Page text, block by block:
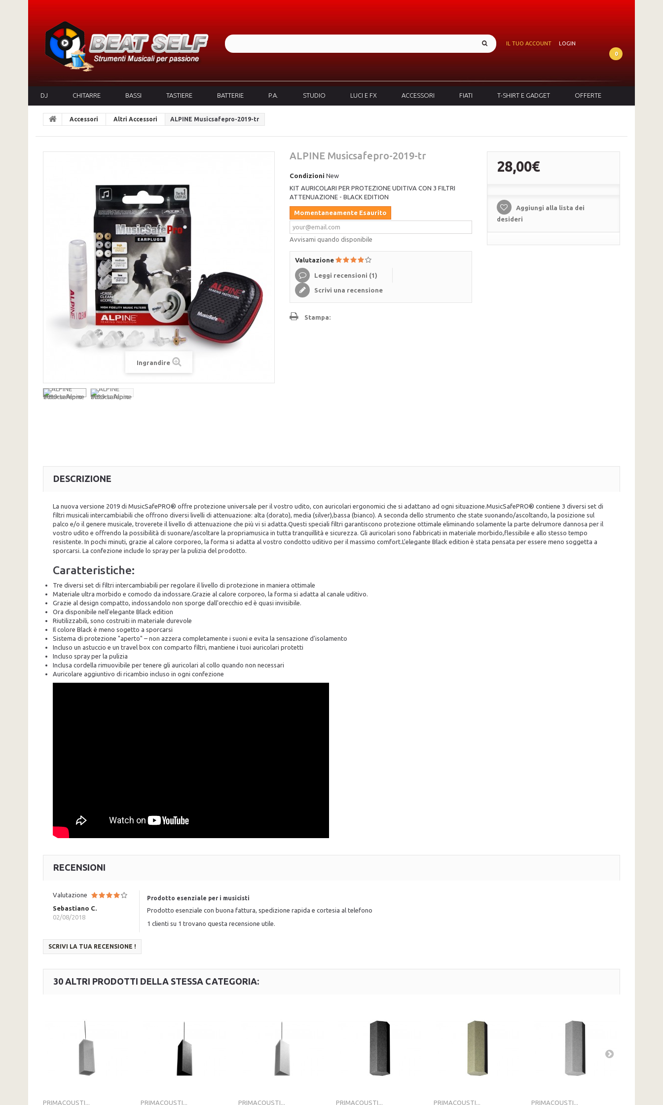
IL TUO ACCOUNT
LOGIN
0
DJ CHITARRE BASSI TASTIERE BATTERIE P.A. STUDIO LUCI E FX ACCESSORI FIATI T-SHIRT E GADGET OFFERTE
Accessori Altri Accessori ALPINE Musicsafepro-2019-tr
Ingrandire
ALPINE Musicsafepro-2019-tr
Condizioni New
KIT AURICOLARI PER PROTEZIONE UDITIVA CON 3 FILTRI
ATTENUAZIONE - BLACK EDITION
Momentaneamente Esaurito
Avvisami quando disponibile
Valutazione
Leggi recensioni (1)
Scrivi una recensione
Stampa:
28,00€
Aggiungi alla lista dei
desideri
DESCRIZIONE
La nuova versione 2019 di MusicSafePRO® offre protezione universale per il vostro udito, con auricolari ergonomici che si adattano ad ogni situazione.MusicSafePRO® contiene 3 diversi set di
filtri musicali intercambiabili che offrono diversi livelli di attenuazione: alta (dorato), media (silver),bassa (bianco). A seconda dello strumento che state suonando/ascoltando, la posizione sul
palco e/o il genere musicale, troverete il livello di attenuazione che più vi si adatta.Questi speciali filtri garantiscono protezione ottimale eliminando solamente la parte delrumore dannosa per il
vostro udito e offrendo la possibilità di suonare/ascoltare la propriamusica in tutta tranquillità e sicurezza. Gli auricolari sono fabbricati in materiale morbido,flessibile e allo stesso tempo
resistente. In pochi minuti, grazie al calore corporeo, la forma si adatta al vostro condotto uditivo per il massimo comfort.L'elegante Black edition è stata pensata per essere meno soggetta a
sporcarsi. La confezione include lo spray per la pulizia del prodotto.
Caratteristiche:
Tre diversi set di filtri intercambiabili per regolare il livello di protezione in maniera ottimale
Materiale ultra morbido e comodo da indossare.Grazie al calore corporeo, la forma si adatta al canale uditivo.
Grazie al design compatto, indossandolo non sporge dall'orecchio ed è quasi invisibile.
Ora disponibile nell'elegante Black edition
Riutilizzabili, sono costruiti in materiale durevole
Il colore Black è meno sogetto a sporcarsi
Sistema di protezione "aperto" – non azzera completamente i suoni e evita la sensazione d'isolamento
Incluso un astuccio e un travel box con comparto filtri, mantiene i tuoi auricolari protetti
Incluso spray per la pulizia
Inclusa cordella rimuovibile per tenere gli auricolari al collo quando non necessari
Auricolare aggiuntivo di ricambio incluso in ogni confezione
RECENSIONI
Valutazione
Sebastiano C.
02/08/2018
Prodotto esenziale per i musicisti
Prodotto esenziale con buona fattura, spedizione rapida e cortesia al telefono
1 clienti su 1 trovano questa recensione utile.
SCRIVI LA TUA RECENSIONE !
30 ALTRI PRODOTTI DELLA STESSA CATEGORIA:
PRIMACOUSTI... PRIMACOUSTI... PRIMACOUSTI... PRIMACOUSTI... PRIMACOUSTI... PRIMACOUSTI...